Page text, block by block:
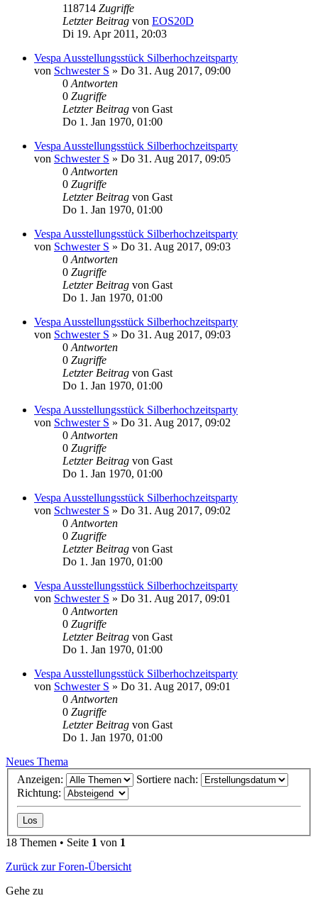
118714 Zugriffe
Letzter Beitrag von EOS20D
Di 19. Apr 2011, 20:03
Vespa Ausstellungsstück Silberhochzeitsparty
von Schwester S » Do 31. Aug 2017, 09:00
0 Antworten
0 Zugriffe
Letzter Beitrag von Gast
Do 1. Jan 1970, 01:00
Vespa Ausstellungsstück Silberhochzeitsparty
von Schwester S » Do 31. Aug 2017, 09:05
0 Antworten
0 Zugriffe
Letzter Beitrag von Gast
Do 1. Jan 1970, 01:00
Vespa Ausstellungsstück Silberhochzeitsparty
von Schwester S » Do 31. Aug 2017, 09:03
0 Antworten
0 Zugriffe
Letzter Beitrag von Gast
Do 1. Jan 1970, 01:00
Vespa Ausstellungsstück Silberhochzeitsparty
von Schwester S » Do 31. Aug 2017, 09:03
0 Antworten
0 Zugriffe
Letzter Beitrag von Gast
Do 1. Jan 1970, 01:00
Vespa Ausstellungsstück Silberhochzeitsparty
von Schwester S » Do 31. Aug 2017, 09:02
0 Antworten
0 Zugriffe
Letzter Beitrag von Gast
Do 1. Jan 1970, 01:00
Vespa Ausstellungsstück Silberhochzeitsparty
von Schwester S » Do 31. Aug 2017, 09:02
0 Antworten
0 Zugriffe
Letzter Beitrag von Gast
Do 1. Jan 1970, 01:00
Vespa Ausstellungsstück Silberhochzeitsparty
von Schwester S » Do 31. Aug 2017, 09:01
0 Antworten
0 Zugriffe
Letzter Beitrag von Gast
Do 1. Jan 1970, 01:00
Vespa Ausstellungsstück Silberhochzeitsparty
von Schwester S » Do 31. Aug 2017, 09:01
0 Antworten
0 Zugriffe
Letzter Beitrag von Gast
Do 1. Jan 1970, 01:00
Neues Thema
Anzeigen:
Sortiere nach:
Richtung:
18 Themen • Seite 1 von 1
Zurück zur Foren-Übersicht
Gehe zu